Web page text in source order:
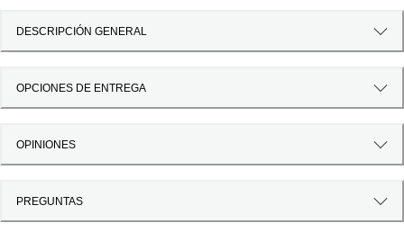
DESCRIPCIÓN GENERAL
OPCIONES DE ENTREGA
OPINIONES
PREGUNTAS